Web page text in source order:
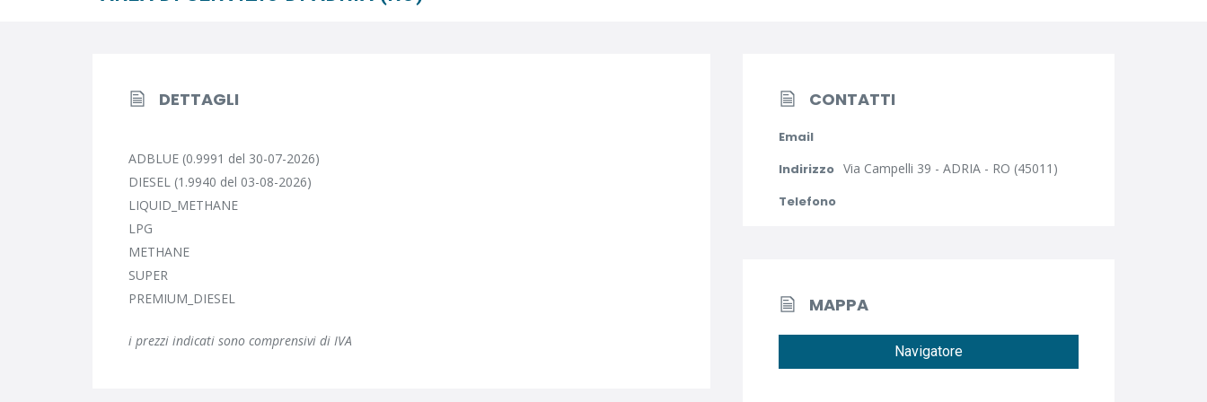
DETTAGLI
ADBLUE (0.9991 del 30-07-2026)
DIESEL (1.9940 del 03-08-2026)
LIQUID_METHANE
LPG
METHANE
SUPER
PREMIUM_DIESEL
i prezzi indicati sono comprensivi di IVA
CONTATTI
Email
Indirizzo Via Campelli 39 - ADRIA - RO (45011)
Telefono
MAPPA
Navigatore